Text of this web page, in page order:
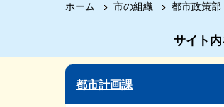
ホーム 市の組織 都市政策部
サイト
都市計画課